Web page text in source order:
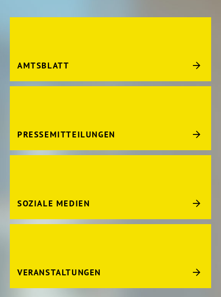
AMTSBLATT
PRESSEMITTEILUNGEN
SOZIALE MEDIEN
VERANSTALTUNGEN